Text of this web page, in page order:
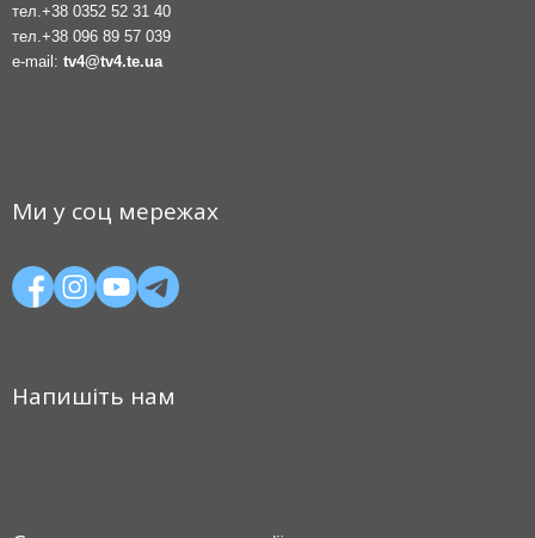
тел. +38 0352 52 31 40
тел. +38 096 89 57 039
e-mail: tv4@tv4.te.ua
Ми у соц мережах
Напишіть нам